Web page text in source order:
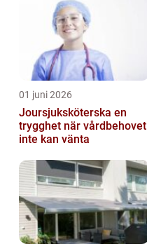
01 juni 2026
Joursjuksköterska en
trygghet när vårdbehovet
inte kan vänta